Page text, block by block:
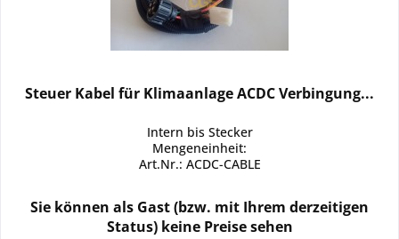
Steuer Kabel für Klimaanlage ACDC Verbingung...
Intern bis Stecker
Mengeneinheit:
Art.Nr.: ACDC-CABLE
Sie können als Gast (bzw. mit Ihrem derzeitigen
Status) keine Preise sehen